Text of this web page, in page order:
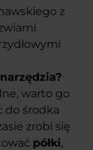
z
warto go
do środka
zrobi się
półki,